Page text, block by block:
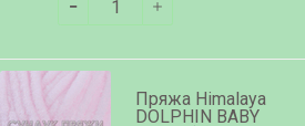
Пряжа Himalaya
DOLPHIN BABY